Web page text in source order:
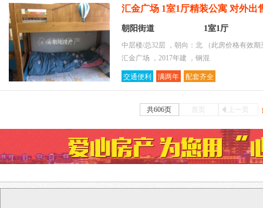
汇金广场 1室1厅精装公寓 对外出
朝阳街道 1室1厅
中层楼/总32层 ，朝向：北
（此房价格有效
汇金广场 ，2017年建 ，钢混
交通便利 满两年 配套齐全
共606页 首页 上一页